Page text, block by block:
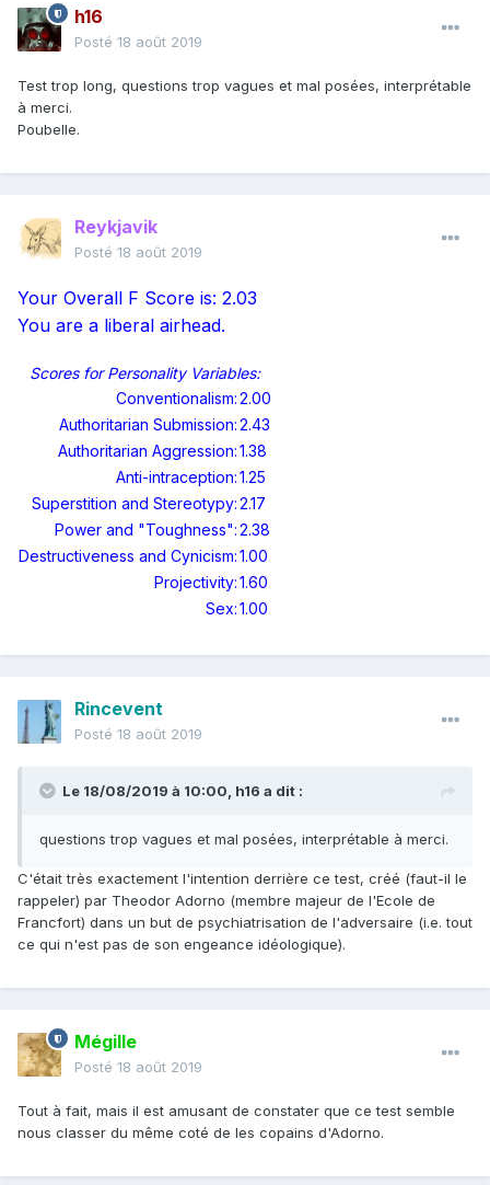
h16
Posté 18 août 2019
Test trop long, questions trop vagues et mal posées, interprétable
à merci.
Poubelle.
Reykjavik
Posté 18 août 2019
Your Overall F Score is: 2.03
You are a liberal airhead.
Scores for Personality Variables:
Conventionalism:2.00
Authoritarian Submission:2.43
Authoritarian Aggression:1.38
Anti-intraception:1.25
Superstition and Stereotypy:2.17
Power and "Toughness":2.38
Destructiveness and Cynicism:1.00
Projectivity:1.60
Sex:1.00
Rincevent
Posté 18 août 2019
Le 18/08/2019 à 10:00, h16 a dit :
questions trop vagues et mal posées, interprétable à merci.
C'était très exactement l'intention derrière ce test, créé (faut-il le
rappeler) par Theodor Adorno (membre majeur de l'Ecole de
Francfort) dans un but de psychiatrisation de l'adversaire (i.e. tout
ce qui n'est pas de son engeance idéologique).
Mégille
Posté 18 août 2019
Tout à fait, mais il est amusant de constater que ce test semble
nous classer du même coté de les copains d'Adorno.